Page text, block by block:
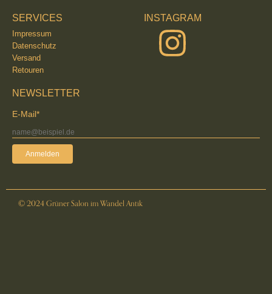
SERVICES
Impressum
Datenschutz
Versand
Retouren
INSTAGRAM
NEWSLETTER
E-Mail*
Anmelden
© 2024 Grüner Salon im Wandel Antik